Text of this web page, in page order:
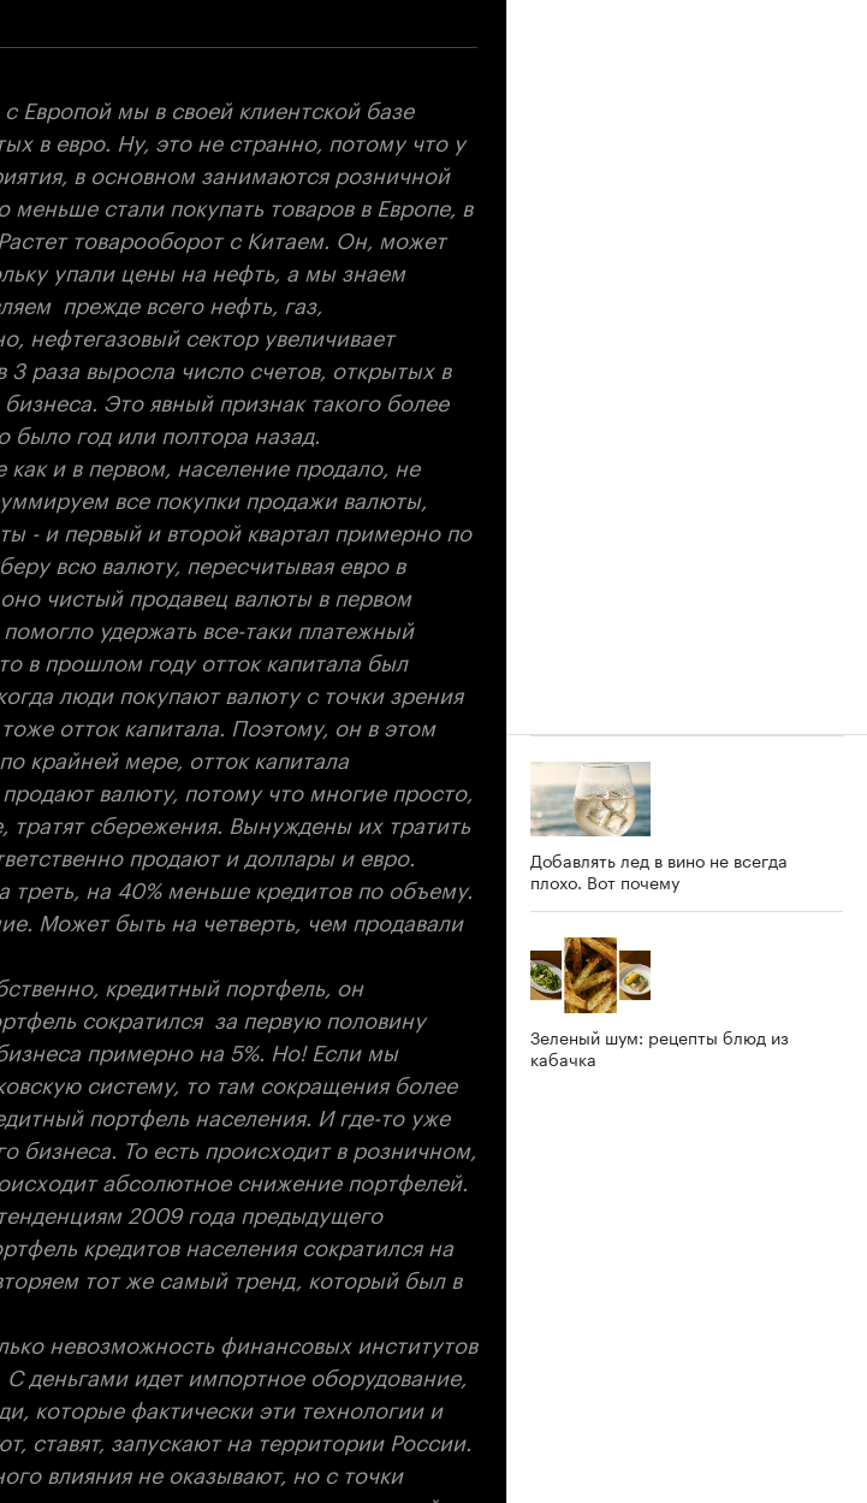
Европой мы в своей клиентской базе
в евро. Ну, это не странно, потому что у
в основном занимаются розничной
стали покупать товаров в Европе, в
товарооборот с Китаем. Он, может
упали цены на нефть, а мы знаем
прежде всего нефть, газ,
нефтегазовый сектор увеличивает
3 раза выросла число счетов, открытых в
Это явный признак такого более
было год или полтора назад.
и в первом, население продало, не
все покупки продажи валюты,
- и первый и второй квартал примерно по
всю валюту, пересчитывая евро в
чистый продавец валюты в первом
удержать все-таки платежный
в прошлом году отток капитала был
люди покупают валюту с точки зрения
отток капитала. Поэтому, он в этом
крайней мере, отток капитала
валюту, потому что многие просто,
тратят сбережения. Вынуждены их тратить
продают и доллары и евро.
на 40% меньше кредитов по объему.
Может быть на четверть, чем продавали
кредитный портфель, он
сократился за первую половину
примерно на 5%. Но! Если мы
систему, то там сокращения более
портфель населения. И где-то уже
бизнеса. То есть происходит в розничном,
абсолютное снижение портфелей.
2009 года предыдущего
кредитов населения сократился на
тот же самый тренд, который был в
невозможность финансовых институтов
С деньгами идет импортное оборудование,
которые фактически эти технологии и
ставят, запускают на территории России.
влияния не оказывают, но с точки
Добавлять лед в вино не всегда
плохо. Вот почему
Зеленый шум: рецепты блюд из
кабачка